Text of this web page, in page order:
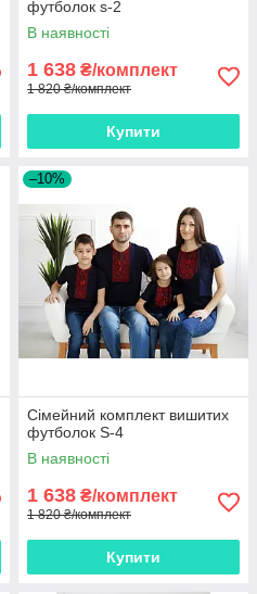
футболок s-2
В наявності
1 638 ₴/комплект
1 820 ₴/комплект
Купити
–10%
Сімейний комплект вишитих
футболок S-4
В наявності
1 638 ₴/комплект
1 820 ₴/комплект
Купити